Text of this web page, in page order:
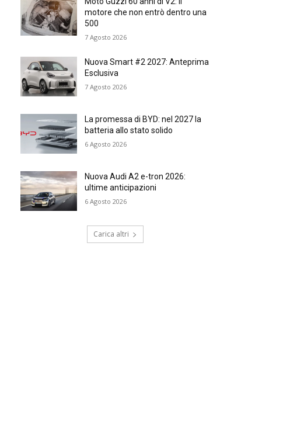
motore che non entrò dentro una
500
7 Agosto 2026
Nuova Smart #2 2027: Anteprima
Esclusiva
7 Agosto 2026
La promessa di BYD: nel 2027 la
batteria allo stato solido
6 Agosto 2026
Nuova Audi A2 e-tron 2026:
ultime anticipazioni
6 Agosto 2026
Carica altri